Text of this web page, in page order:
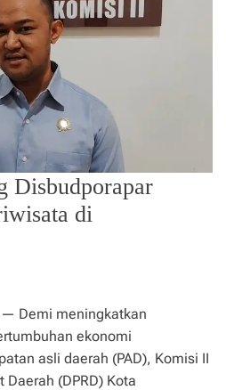
Disbudporapar
di
Demi meningkatkan
ekonomi
asli daerah (PAD), Komisi II
Daerah (DPRD) Kota